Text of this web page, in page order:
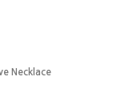
Necklace